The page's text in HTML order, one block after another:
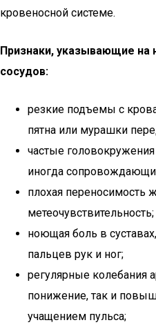
кровеносной системе.
Признаки, указывающие на
сосудов:
резкие подъемы с
пятна или мурашки
частые
иногда
плохая
метеочувствительность;
ноющая боль в
пальцев рук и ног;
регулярные колебания
понижение, так и
учащением пульса;